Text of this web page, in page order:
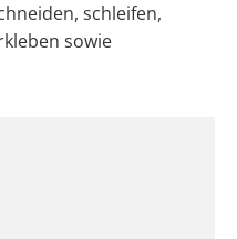
schleifen,
sowie